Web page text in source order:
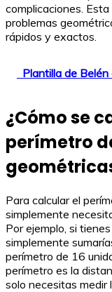
complicaciones.
problemas
rápidos y exactos.
Plantilla de Belén
¿Cómo se
perímetro
Para calcular el
simplemente
Por ejemplo, si
simplemente
perímetro de 16
perímetro es la
solo necesitas medir